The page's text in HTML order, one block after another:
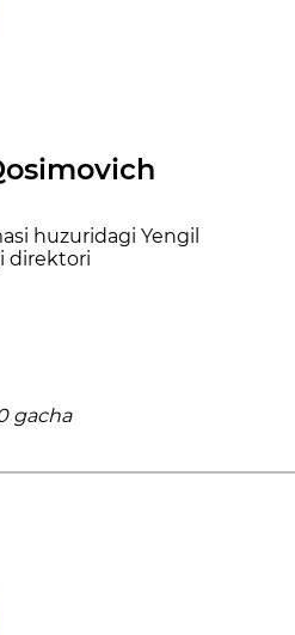
huzuridagi Yengil
direktori
gacha